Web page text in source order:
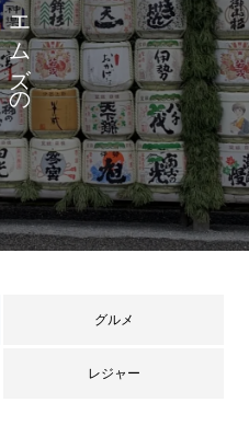
エ
ム
ズ
の
グルメ
レジャー